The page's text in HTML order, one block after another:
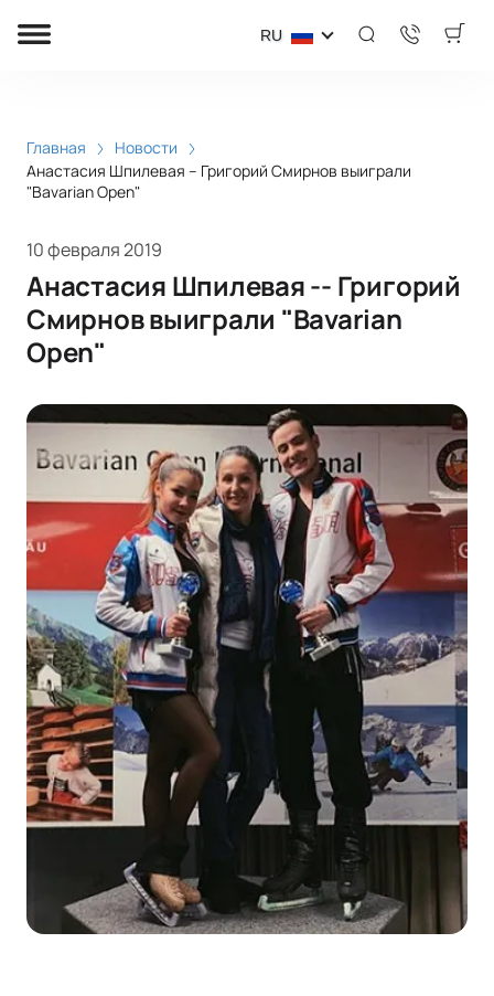
RU
Главная
Новости
Анастасия Шпилевая -- Григорий Смирнов выиграли
"Bavariаn Open"
10 февраля 2019
Анастасия Шпилевая -- Григорий
Смирнов выиграли "Bavariаn
Open"